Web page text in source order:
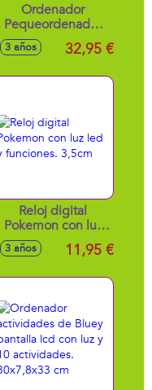
Ordenador
Pequeordenador
20 actividades
21x27x7 cm
3 años 32,95 €
Reloj digital
Pokemon con luz
led y funciones.
3,5cm
3 años 11,95 €